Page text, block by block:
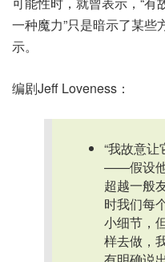
一种魔力”只是暗示了某些
示。
编剧Jeff Loveness：
“我故意
——假设他
超越一般
时我们每
小细节，
样去做，